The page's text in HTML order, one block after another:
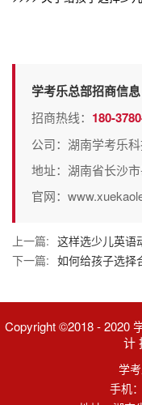
学考乐总部招商信息
招商热线： 180-
公司：湖南学考乐
地址：湖南省长沙
官网：
上一篇: 这样选少儿英语
下一篇: 如何给孩子选择
Copyright ©2018 - 2020
计
学
手机